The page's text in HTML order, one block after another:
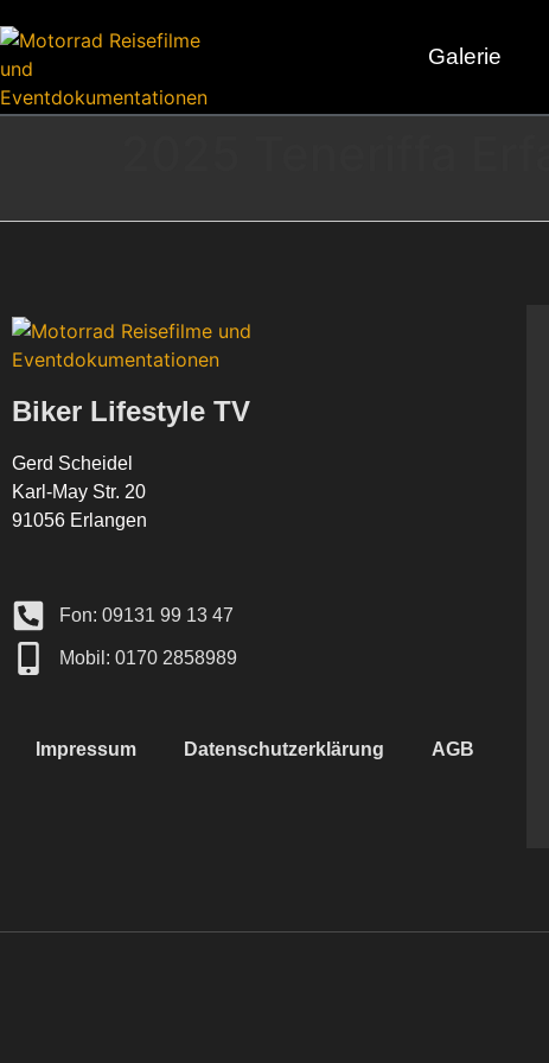
Galerie
Biker Lifestyle TV
Gerd Scheidel
Karl-May Str. 20
91056 Erlangen
Fon: 09131 99 13 47
Mobil: 0170 2858989
Impressum Datenschutzerklärung AGB